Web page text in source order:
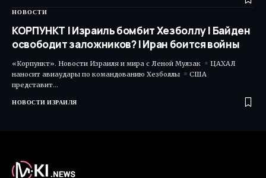
НОВОСТИ
КОРПУНКТ | Израиль бомбит Хезболлу | Байден
освободит заложников? | Иран боится войны
«Корпункт». Новости Израиля и мира с Леной Мулзак
ЦАХАЛ
наносит авиаудары по командованию Хезболлы
США
представит…
НОВОСТИ ИЗРАИЛЯ